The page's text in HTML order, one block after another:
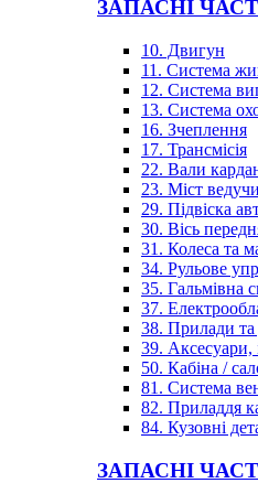
ЗАПАСНІ
10. Двигун
11. Система
12. Система
13. Система
16. Зчеплення
17. Трансмісія
22. Вали
23. Міст
29. Підвіска
30. Вісь
31. Колеса та
34. Рульове
35. Гальмівна
37.
38. Прилади та
39. Аксесуари,
50. Кабіна /
81. Система
82. Приладдя
84. Кузовні
ЗАПАСНІ